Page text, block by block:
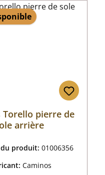
Torello pierre de
arrière
du produit:01006356
Caminos